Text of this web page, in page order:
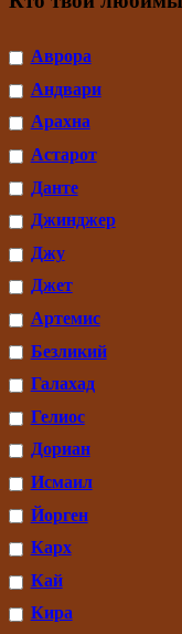
Аврора
Андвари
Арахна
Астарот
Данте
Джинджер
Джу
Джет
Артемис
Безликий
Галахад
Гелиос
Дориан
Исмаил
Йорген
Карх
Кай
Кира